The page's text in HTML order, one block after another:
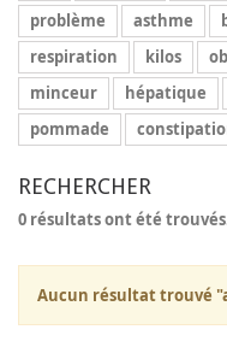
problème
asthme
respiration
kilos
minceur
hépatique
pommade
RECHERCHER
0 résultats ont été
Aucun résultat trouvé